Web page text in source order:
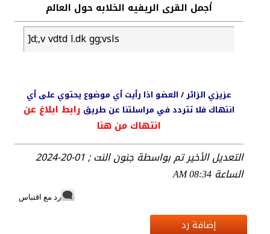
أجمل القرى الريفيه الخلابه حول العالم
]d;,v vdtd l.dk gg;vsls
عزيزي الزائر / العضو اذا رأيت أي موضوع يحتوي على أي
انتهاك فلا تتردد في مراسلتنا عن طريق رابط ابلاغ عن
انتهاك من هنا
التعديل الأخير تم بواسطة جنون النت ; 01-20-2024
الساعة 08:34 AM
رد مع اقتباس
إضافة رد